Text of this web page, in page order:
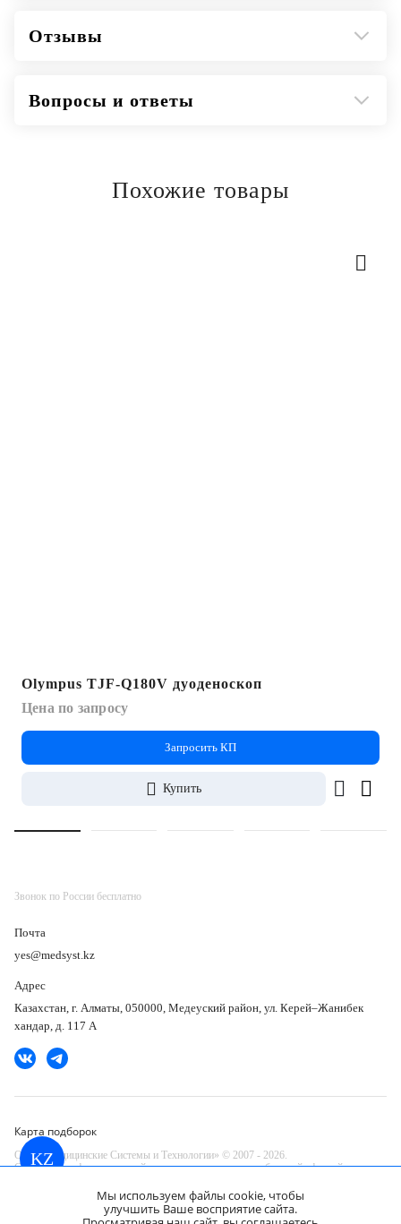
KZ
Отзывы
Вопросы и ответы
Похожие товары
Olympus TJF-Q180V дуоденоскоп
Цена по запросу
Запросить КП
Купить
Звонок по России бесплатно
Почта
yes@medsyst.kz
Адрес
Казахстан, г. Алматы, 050000, Медеуский район, ул. Керей–Жанибек
хандар, д. 117 А
Карта подборок
ООО «Медицинские Системы и Технологии» © 2007 - 2026.
Сайт носит информационный характер и не является публичной офертой.
Разработано в компании — dev
Мы используем файлы cookie, чтобы
улучшить Ваше восприятие сайта.